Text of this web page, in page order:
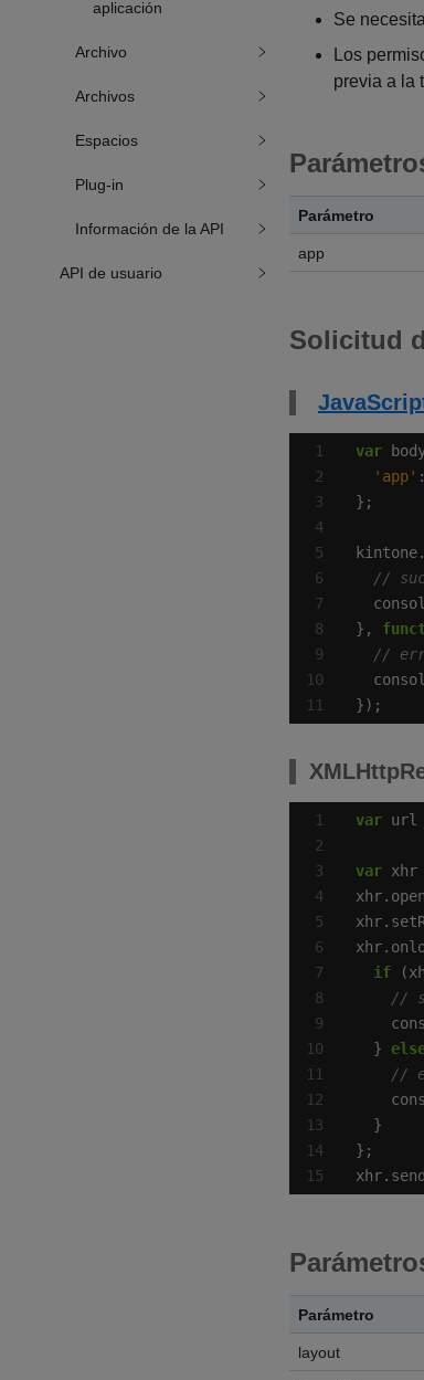
aplicación
Archivo
Archivos
Espacios
Plug-in
Información de la API
API de usuario
Se
Los
previa a la
Parámetro
app
Solicitud
4
var
'app'
},
});
4
14
var url
var xhr
if
  }
Parámetro
layout